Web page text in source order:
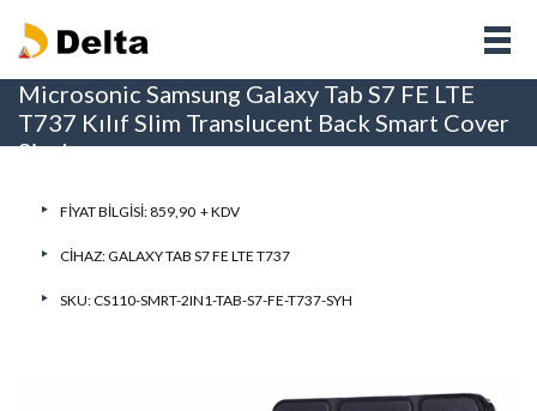
Microsonic Samsung Galaxy Tab S7 FE LTE
T737 Kılıf Slim Translucent Back Smart Cover
Siyah
FIYAT BILGISI: 859,90 + KDV
CIHAZ:GALAXY TAB S7 FE LTE T737
SKU: CS110-SMRT-2IN1-TAB-S7-FE-T737-SYH